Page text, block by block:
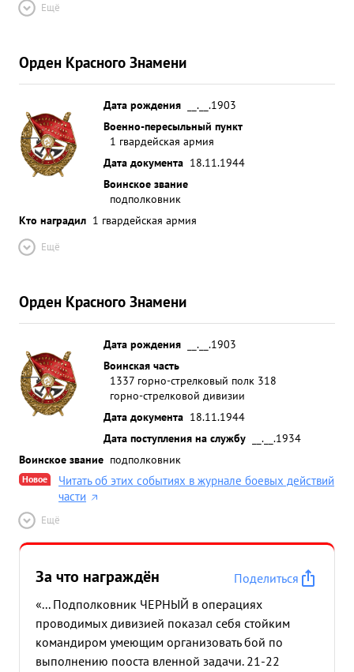
Ещё
Орден Красного Знамени
Дата рождения
__.__.1903
Военно-пересыльный пункт
1 гвардейская армия
Дата документа 18.11.1944
Воинское звание
подполковник
Кто наградил 1 гвардейская армия
Ещё
Орден Красного Знамени
Дата рождения
__.__.1903
Воинская часть
1337 горно-стрелковый полк 318
горно-стрелковой дивизии
Дата документа 18.11.1944
Дата поступления на службу
__.__.1934
Воинское звание подполковник
Новое
Читать об этих событиях в журнале боевых действий
части
Ещё
За что награждён
Поделиться
«... Подполковник ЧЕРНЫЙ в операциях
проводимых дивизией показал себя стойким
командиром умеющим организовать бой по
выполнению пооста вленной задачи. 21-22